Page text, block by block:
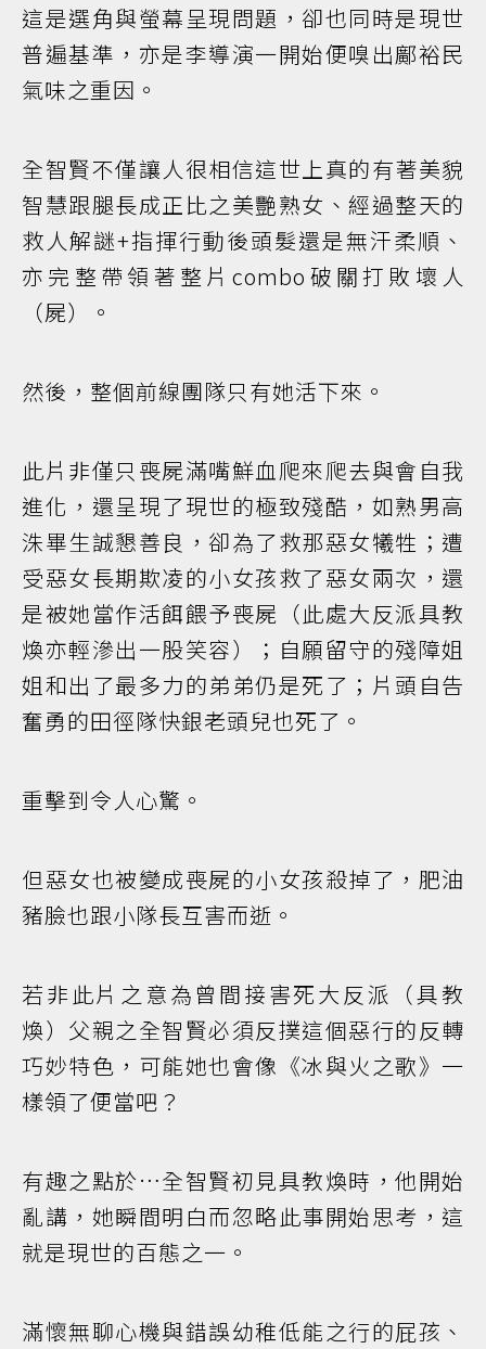
這是選角與螢幕呈現問題，卻也同時是現世
普遍基準，亦是李導演一開始便嗅出鄺裕民
氣味之重因。
全智賢不僅讓人很相信這世上真的有著美貌
智慧跟腿長成正比之美艷熟女、經過整天的
救人解謎+指揮行動後頭髮還是無汗柔順、
亦完整帶領著整片combo破關打敗壞人
（屍）。
然後，整個前線團隊只有她活下來。
此片非僅只喪屍滿嘴鮮血爬來爬去與會自我
進化，還呈現了現世的極致殘酷，如熟男高
洙畢生誠懇善良，卻為了救那惡女犧牲；遭
受惡女長期欺凌的小女孩救了惡女兩次，還
是被她當作活餌餵予喪屍（此處大反派具教
煥亦輕滲出一股笑容）；自願留守的殘障姐
姐和出了最多力的弟弟仍是死了；片頭自告
奮勇的田徑隊快銀老頭兒也死了。
重擊到令人心驚。
但惡女也被變成喪屍的小女孩殺掉了，肥油
豬臉也跟小隊長互害而逝。
若非此片之意為曾間接害死大反派（具教
煥）父親之全智賢必須反撲這個惡行的反轉
巧妙特色，可能她也會像《冰與火之歌》一
樣領了便當吧？
有趣之點於…全智賢初見具教煥時，他開始
亂講，她瞬間明白而忽略此事開始思考，這
就是現世的百態之一。
滿懷無聊心機與錯誤幼稚低能之行的屁孩、